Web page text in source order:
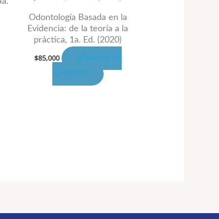
Odontología Basada en la
Evidencia: de la teoría a la
práctica, 1a. Ed. (2020)
$85,000
AÑADIR AL
CARRITO